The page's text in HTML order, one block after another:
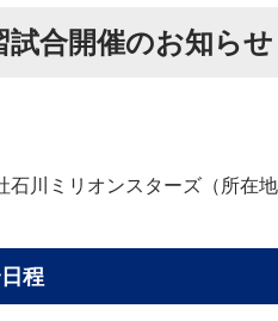
試合開催のお知らせ
石川ミリオンスターズ（所在
程